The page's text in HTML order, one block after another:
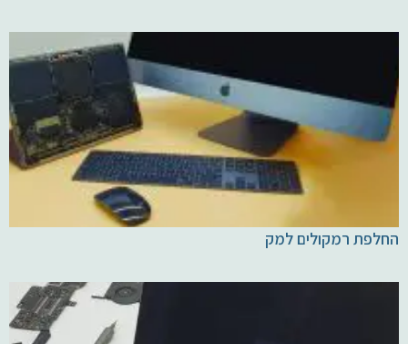
החלפת רמקולים למק